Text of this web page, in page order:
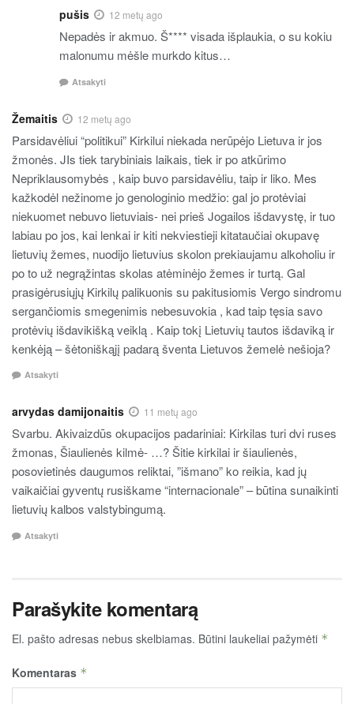
pušis 12 metų ago
Nepadės ir akmuo. Š**** visada išplaukia, o su kokiu
malonumu mėšle murkdo kitus…
Atsakyti
Žemaitis 12 metų ago
Parsidavėliui “politikui” Kirkilui niekada nerūpėjo Lietuva ir jos
žmonės. JIs tiek tarybiniais laikais, tiek ir po atkūrimo
Nepriklausomybės , kaip buvo parsidavėliu, taip ir liko. Mes
kažkodėl nežinome jo genologinio medžio: gal jo protėviai
niekuomet nebuvo lietuviais- nei prieš Jogailos išdavystę, ir tuo
labiau po jos, kai lenkai ir kiti nekviestieji kitataučiai okupavę
lietuvių žemes, nuodijo lietuvius skolon prekiaujamu alkoholiu ir
po to už negrąžintas skolas atėminėjo žemes ir turtą. Gal
prasigėrusiųjų Kirkilų palikuonis su pakitusiomis Vergo sindromu
sergančiomis smegenimis nebesuvokia , kad taip tęsia savo
protėvių išdavikišką veiklą . Kaip tokį Lietuvių tautos išdaviką ir
kenkėją – šėtoniškąjį padarą šventa Lietuvos žemelė nešioja?
Atsakyti
arvydas damijonaitis 11 metų ago
Svarbu. Akivaizdūs okupacijos padariniai: Kirkilas turi dvi ruses
žmonas, Šiaulienės kilmė- …? Šitie kirkilai ir šiaulienės,
posovietinės daugumos reliktai, ”išmano” ko reikia, kad jų
vaikaičiai gyventų rusiškame “internacionale” – būtina sunaikinti
lietuvių kalbos valstybingumą.
Atsakyti
Parašykite komentarą
El. pašto adresas nebus skelbiamas. Būtini laukeliai pažymėti *
Komentaras *